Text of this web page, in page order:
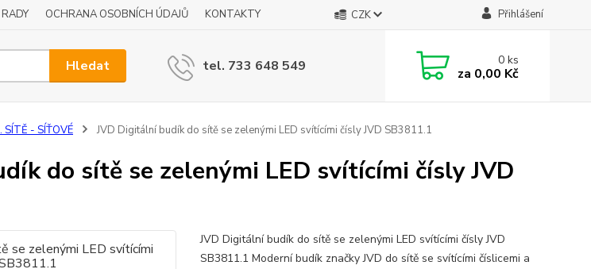
OCHRANA OSOBNÍCH ÚDAJŮ KONTAKTY CZK Přihlášení
Hledat tel. 733 648 549 0ks
za 0,00 Kč
SÍTĚ - SÍŤOVÉ JVD Digitální budík do sítě se zelenými LED svítícími čísly JVD SB3811.1
do sítě se zelenými LED svítícími čísly JVD
JVD Digitální budík do sítě se zelenými LED svítícími čísly JVD
SB3811.1 Moderní budík značky JVD do sítě se svítícími číslicemi a